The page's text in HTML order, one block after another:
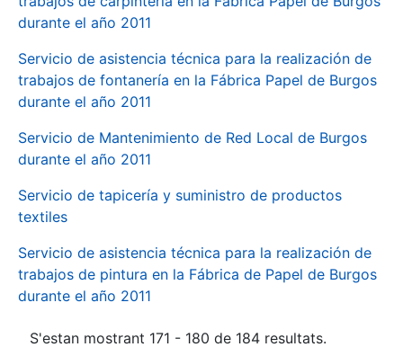
durante el año 2011
Servicio de asistencia técnica para la realización de
trabajos de fontanería en la Fábrica Papel de Burgos
durante el año 2011
Servicio de Mantenimiento de Red Local de Burgos
durante el año 2011
Servicio de tapicería y suministro de productos
textiles
Servicio de asistencia técnica para la realización de
trabajos de pintura en la Fábrica de Papel de Burgos
durante el año 2011
S'estan mostrant 171 - 180 de 184 resultats.